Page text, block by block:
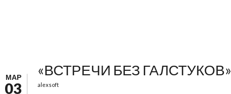
МАР
03
«ВСТРЕЧИ БЕЗ ГАЛСТУКОВ»
alexsoft